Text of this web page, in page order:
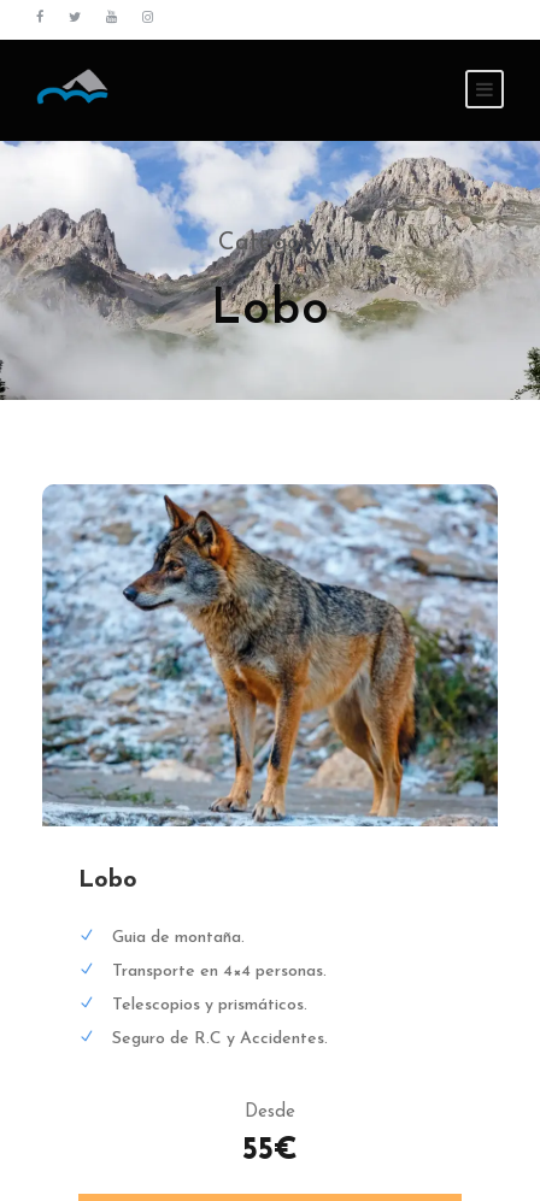
Category
Lobo
Lobo
Guia de montaña.
Transporte en 4×4 personas.
Telescopios y prismáticos.
Seguro de R.C y Accidentes.
Desde
55€